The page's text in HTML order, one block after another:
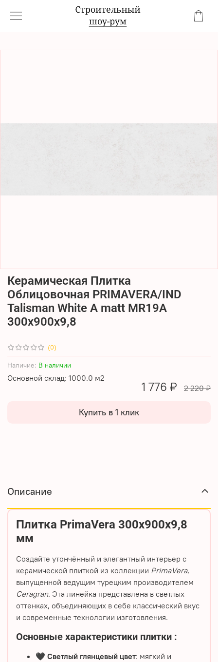
(0)
Наличие: В наличии
Основной склад: 1000.0 м2
Керамическая Плитка
Облицовочная PRIMAVERA/IND
Talisman White A matt MR19A
300х900х9,8
1 776 ₽ 2 220 ₽
Купить в 1 клик
Описание
Плитка PrimaVera 300х900х9,8
мм
Создайте утончённый и элегантный интерьер с
керамической плиткой из коллекции PrimaVera,
выпущенной ведущим турецким производителем
Ceragran. Эта линейка представлена в светлых
оттенках, объединяющих в себе классический вкус
и современные технологии изготовления.
Основные характеристики плитки :
🖤 Светлый глянцевый цвет: мягкий и